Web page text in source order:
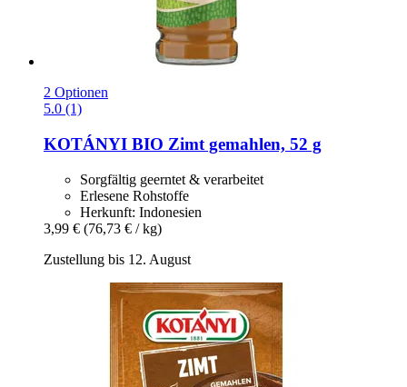
2 Optionen
5.0 (1)
KOTÁNYI BIO Zimt gemahlen, 52 g
Sorgfältig geerntet & verarbeitet
Erlesene Rohstoffe
Herkunft: Indonesien
3,99 € (76,73 € / kg)
Zustellung bis 12. August